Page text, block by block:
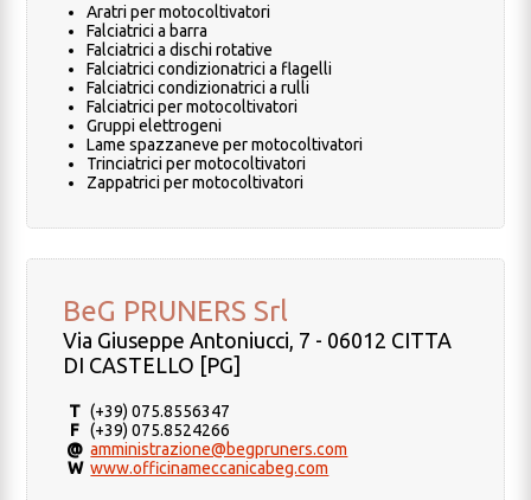
Aratri per motocoltivatori
Falciatrici a barra
Falciatrici a dischi rotative
Falciatrici condizionatrici a flagelli
Falciatrici condizionatrici a rulli
Falciatrici per motocoltivatori
Gruppi elettrogeni
Lame spazzaneve per motocoltivatori
Trinciatrici per motocoltivatori
Zappatrici per motocoltivatori
BeG PRUNERS Srl
Via Giuseppe Antoniucci, 7 - 06012 CITTA
DI CASTELLO [PG]
T (+39) 075.8556347
F (+39) 075.8524266
@ amministrazione@begpruners.com
W www.officinameccanicabeg.com